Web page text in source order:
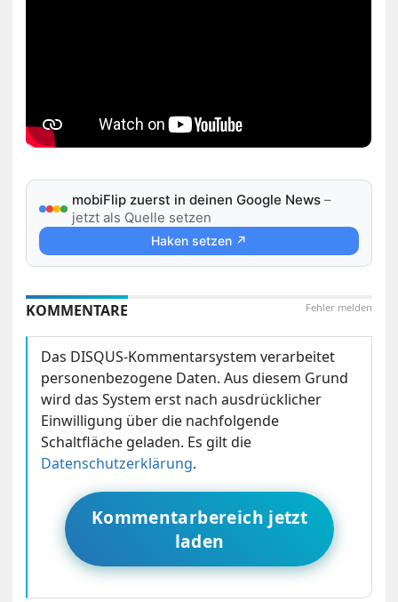
mobiFlip zuerst in deinen Google News –
jetzt als Quelle setzen
Haken setzen ↗
Fehler melden
KOMMENTARE
Das DISQUS-Kommentarsystem verarbeitet
personenbezogene Daten. Aus diesem Grund
wird das System erst nach ausdrücklicher
Einwilligung über die nachfolgende
Schaltfläche geladen. Es gilt die
Datenschutzerklärung.
Kommentarbereich jetzt
laden